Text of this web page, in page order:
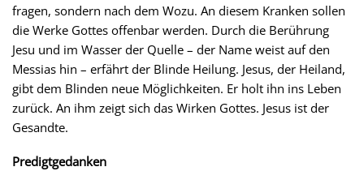
fragen, sondern nach dem Wozu. An diesem Kranken sollen
die Werke Gottes offenbar werden. Durch die Berührung
Jesu und im Wasser der Quelle – der Name weist auf den
Messias hin – erfährt der Blinde Heilung. Jesus, der Heiland,
gibt dem Blinden neue Möglichkeiten. Er holt ihn ins Leben
zurück. An ihm zeigt sich das Wirken Gottes. Jesus ist der
Gesandte.
Predigtgedanken